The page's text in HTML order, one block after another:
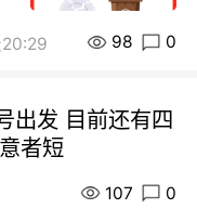
98 0
出发 目前还有四
者短
107 0